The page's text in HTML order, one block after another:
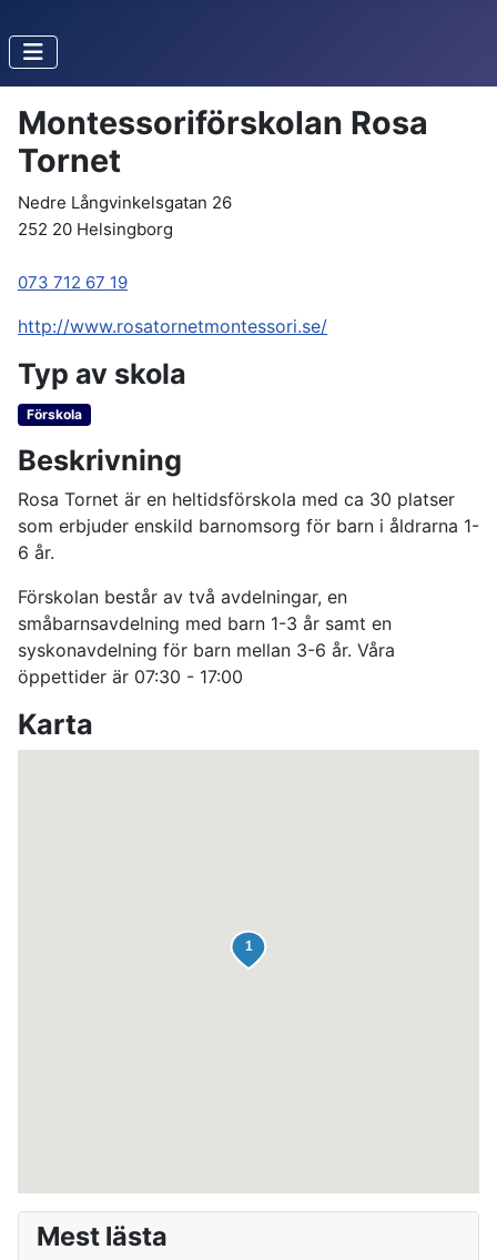
Montessoriförskolan Rosa
Tornet
Nedre Långvinkelsgatan 26
252 20 Helsingborg
073 712 67 19
http://www.rosatornetmontessori.se/
Typ av skola
Förskola
Beskrivning
Rosa Tornet är en heltidsförskola med ca 30 platser
som erbjuder enskild barnomsorg för barn i åldrarna 1-
6 år.
Förskolan består av två avdelningar, en
småbarnsavdelning med barn 1-3 år samt en
syskonavdelning för barn mellan 3-6 år. Våra
öppettider är 07:30 - 17:00
Karta
Mest lästa